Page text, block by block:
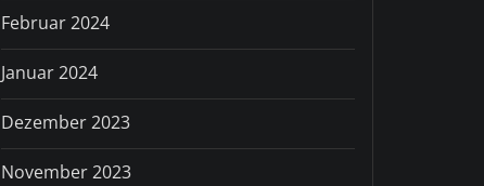
Februar 2024
Januar 2024
Dezember 2023
November 2023